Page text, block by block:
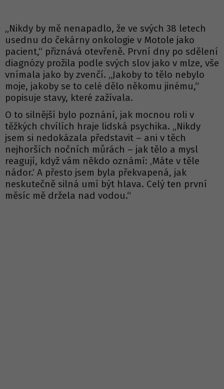
„Nikdy by mě nenapadlo, že ve svých 38 letech
usednu do čekárny onkologie v Motole jako
pacient,“ přiznává otevřeně. První dny po sdělení
diagnózy prožila podle svých slov jako v mlze, vše
vnímala jako by zvenčí. „Jakoby to tělo nebylo
moje, jakoby se to celé dělo někomu jinému,“
popisuje stavy, které zažívala.
O to silnější bylo poznání, jak mocnou roli v
těžkých chvílích hraje lidská psychika. „Nikdy
jsem si nedokázala představit – ani v těch
nejhorších nočních můrách – jak tělo a mysl
reagují, když vám někdo oznámí: ‚Máte v těle
nádor.‘ A přesto jsem byla překvapená, jak
neskutečně silná umí být hlava. Celý ten první
měsíc mě držela nad vodou.“